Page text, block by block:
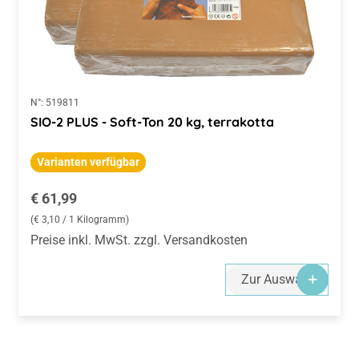
N°: 519811
SIO-2 PLUS - Soft-Ton 20 kg, terrakotta
Varianten verfügbar
Regulärer Preis:
€ 61,99
(€ 3,10 / 1 Kilogramm)
Preise inkl. MwSt. zzgl. Versandkosten
Zur Auswahl